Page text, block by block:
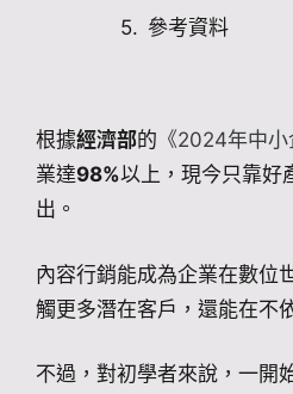
參考資料
根據經濟部的 《2024年中小
業達98%以上，現今只靠好
出。
內容行銷能成為企業在數位
觸更多潛在客戶，還能在不
不過，對初學者來說，一開